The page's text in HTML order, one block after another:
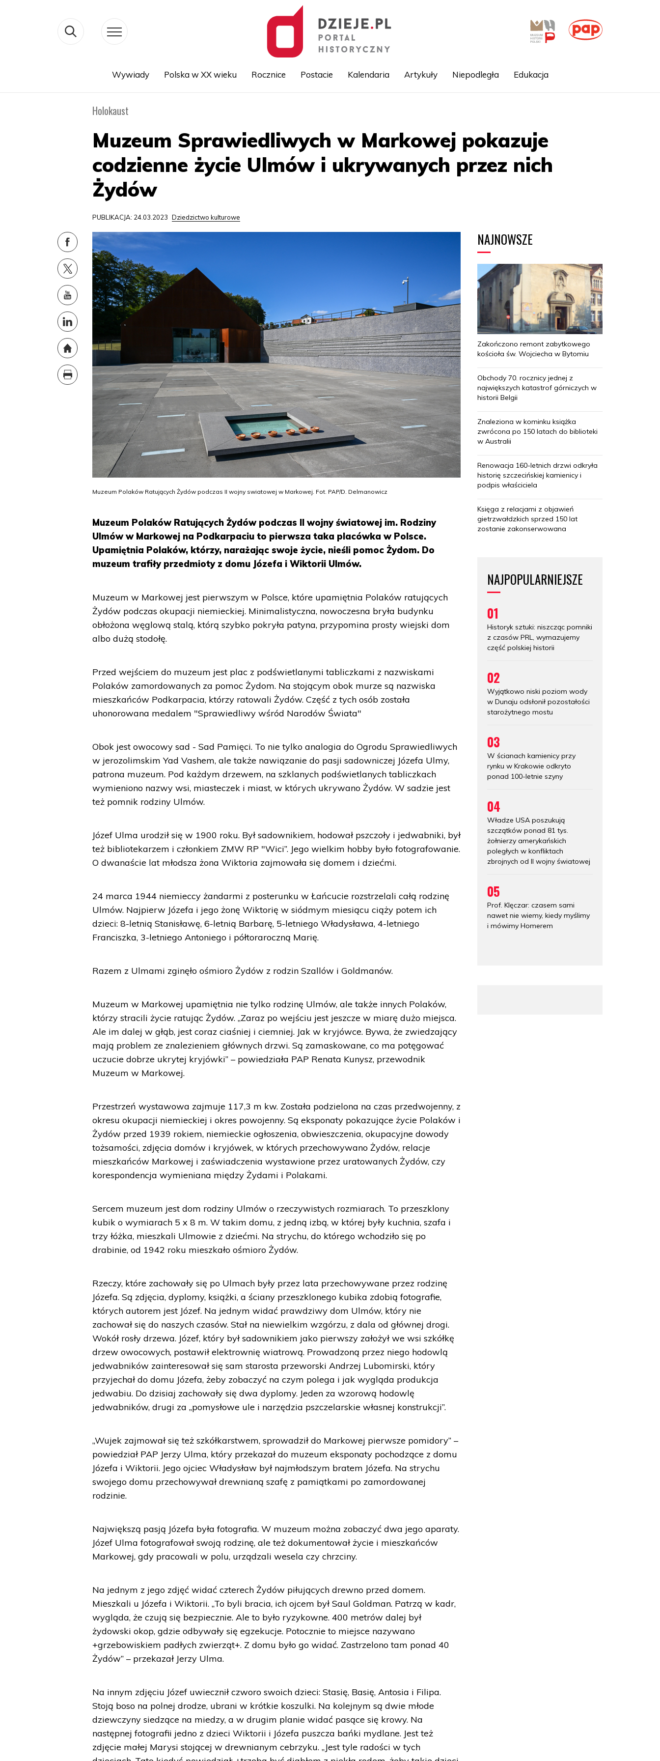
Wywiady Polska w XX wieku Rocznice Postacie Kalendaria Artykuły Niepodległa Edukacja
Holokaust
Muzeum Sprawiedliwych w Markowej pokazuje
codzienne życie Ulmów i ukrywanych przez nich
Żydów
PUBLIKACJA: 24.03.2023 Dziedzictwo kulturowe
Muzeum Polaków Ratujących Żydów podczas II wojny swiatowej w Markowej. Fot. PAP/D. Delmanowicz
Muzeum Polaków Ratujących Żydów podczas II wojny światowej im. Rodziny
Ulmów w Markowej na Podkarpaciu to pierwsza taka placówka w Polsce.
Upamiętnia Polaków, którzy, narażając swoje życie, nieśli pomoc Żydom. Do
muzeum trafiły przedmioty z domu Józefa i Wiktorii Ulmów.
Muzeum w Markowej jest pierwszym w Polsce, które upamiętnia Polaków ratujących
Żydów podczas okupacji niemieckiej. Minimalistyczna, nowoczesna bryła budynku
obłożona węglową stalą, którą szybko pokryła patyna, przypomina prosty wiejski dom
albo dużą stodołę.
Przed wejściem do muzeum jest plac z podświetlanymi tabliczkami z nazwiskami
Polaków zamordowanych za pomoc Żydom. Na stojącym obok murze są nazwiska
mieszkańców Podkarpacia, którzy ratowali Żydów. Część z tych osób została
uhonorowana medalem "Sprawiedliwy wśród Narodów Świata"
Obok jest owocowy sad - Sad Pamięci. To nie tylko analogia do Ogrodu Sprawiedliwych
w jerozolimskim Yad Vashem, ale także nawiązanie do pasji sadowniczej Józefa Ulmy,
patrona muzeum. Pod każdym drzewem, na szklanych podświetlanych tabliczkach
wymieniono nazwy wsi, miasteczek i miast, w których ukrywano Żydów. W sadzie jest
też pomnik rodziny Ulmów.
Józef Ulma urodził się w 1900 roku. Był sadownikiem, hodował pszczoły i jedwabniki, był
też bibliotekarzem i członkiem ZMW RP "Wici”. Jego wielkim hobby było fotografowanie.
O dwanaście lat młodsza żona Wiktoria zajmowała się domem i dziećmi.
24 marca 1944 niemieccy żandarmi z posterunku w Łańcucie rozstrzelali całą rodzinę
Ulmów. Najpierw Józefa i jego żonę Wiktorię w siódmym miesiącu ciąży potem ich
dzieci: 8-letnią Stanisławę, 6-letnią Barbarę, 5-letniego Władysława, 4-letniego
Franciszka, 3-letniego Antoniego i półtoraroczną Marię.
Razem z Ulmami zginęło ośmioro Żydów z rodzin Szallów i Goldmanów.
Muzeum w Markowej upamiętnia nie tylko rodzinę Ulmów, ale także innych Polaków,
którzy stracili życie ratując Żydów. „Zaraz po wejściu jest jeszcze w miarę dużo miejsca.
Ale im dalej w głąb, jest coraz ciaśniej i ciemniej. Jak w kryjówce. Bywa, że zwiedzający
mają problem ze znalezieniem głównych drzwi. Są zamaskowane, co ma potęgować
uczucie dobrze ukrytej kryjówki” – powiedziała PAP Renata Kunysz, przewodnik
Muzeum w Markowej.
Przestrzeń wystawowa zajmuje 117,3 m kw. Została podzielona na czas przedwojenny, z
okresu okupacji niemieckiej i okres powojenny. Są eksponaty pokazujące życie Polaków i
Żydów przed 1939 rokiem, niemieckie ogłoszenia, obwieszczenia, okupacyjne dowody
tożsamości, zdjęcia domów i kryjówek, w których przechowywano Żydów, relacje
mieszkańców Markowej i zaświadczenia wystawione przez uratowanych Żydów, czy
korespondencja wymieniana między Żydami i Polakami.
Sercem muzeum jest dom rodziny Ulmów o rzeczywistych rozmiarach. To przeszklony
kubik o wymiarach 5 x 8 m. W takim domu, z jedną izbą, w której były kuchnia, szafa i
trzy łóżka, mieszkali Ulmowie z dziećmi. Na strychu, do którego wchodziło się po
drabinie, od 1942 roku mieszkało ośmioro Żydów.
Rzeczy, które zachowały się po Ulmach były przez lata przechowywane przez rodzinę
Józefa. Są zdjęcia, dyplomy, książki, a ściany przeszklonego kubika zdobią fotografie,
których autorem jest Józef. Na jednym widać prawdziwy dom Ulmów, który nie
zachował się do naszych czasów. Stał na niewielkim wzgórzu, z dala od głównej drogi.
Wokół rosły drzewa. Józef, który był sadownikiem jako pierwszy założył we wsi szkółkę
drzew owocowych, postawił elektrownię wiatrową. Prowadzoną przez niego hodowlą
jedwabników zainteresował się sam starosta przeworski Andrzej Lubomirski, który
przyjechał do domu Józefa, żeby zobaczyć na czym polega i jak wygląda produkcja
jedwabiu. Do dzisiaj zachowały się dwa dyplomy. Jeden za wzorową hodowlę
jedwabników, drugi za „pomysłowe ule i narzędzia pszczelarskie własnej konstrukcji”.
„Wujek zajmował się też szkółkarstwem, sprowadził do Markowej pierwsze pomidory” –
powiedział PAP Jerzy Ulma, który przekazał do muzeum eksponaty pochodzące z domu
Józefa i Wiktorii. Jego ojciec Władysław był najmłodszym bratem Józefa. Na strychu
swojego domu przechowywał drewnianą szafę z pamiątkami po zamordowanej
rodzinie.
Największą pasją Józefa była fotografia. W muzeum można zobaczyć dwa jego aparaty.
Józef Ulma fotografował swoją rodzinę, ale też dokumentował życie i mieszkańców
Markowej, gdy pracowali w polu, urządzali wesela czy chrzciny.
Na jednym z jego zdjęć widać czterech Żydów piłujących drewno przed domem.
Mieszkali u Józefa i Wiktorii. „To byli bracia, ich ojcem był Saul Goldman. Patrzą w kadr,
wygląda, że czują się bezpiecznie. Ale to było ryzykowne. 400 metrów dalej był
żydowski okop, gdzie odbywały się egzekucje. Potocznie to miejsce nazywano
+grzebowiskiem padłych zwierząt+. Z domu było go widać. Zastrzelono tam ponad 40
Żydów” – przekazał Jerzy Ulma.
Na innym zdjęciu Józef uwiecznił czworo swoich dzieci: Stasię, Basię, Antosia i Filipa.
Stoją boso na polnej drodze, ubrani w krótkie koszulki. Na kolejnym są dwie młode
dziewczyny siedzące na miedzy, a w drugim planie widać pasące się krowy. Na
następnej fotografii jedno z dzieci Wiktorii i Józefa puszcza bańki mydlane. Jest też
zdjęcie małej Marysi stojącej w drewnianym cebrzyku. „Jest tyle radości w tych
NAJNOWSZE
Zakończono remont zabytkowego
kościoła św. Wojciecha w Bytomiu
Obchody 70. rocznicy jednej z
największych katastrof górniczych w
historii Belgii
Znaleziona w kominku książka
zwrócona po 150 latach do biblioteki
w Australii
Renowacja 160-letnich drzwi odkryła
historię szczecińskiej kamienicy i
podpis właściciela
Księga z relacjami z objawień
gietrzwałdzkich sprzed 150 lat
zostanie zakonserwowana
NAJPOPULARNIEJSZE
01
Historyk sztuki: niszcząc pomniki
z czasów PRL, wymazujemy
część polskiej historii
02
Wyjątkowo niski poziom wody
w Dunaju odsłonił pozostałości
starożytnego mostu
03
W ścianach kamienicy przy
rynku w Krakowie odkryto
ponad 100-letnie szyny
04
Władze USA poszukują
szczątków ponad 81 tys.
żołnierzy amerykańskich
poległych w konfliktach
zbrojnych od II wojny światowej
05
Prof. Klęczar: czasem sami
nawet nie wiemy, kiedy myślimy
i mówimy Homerem